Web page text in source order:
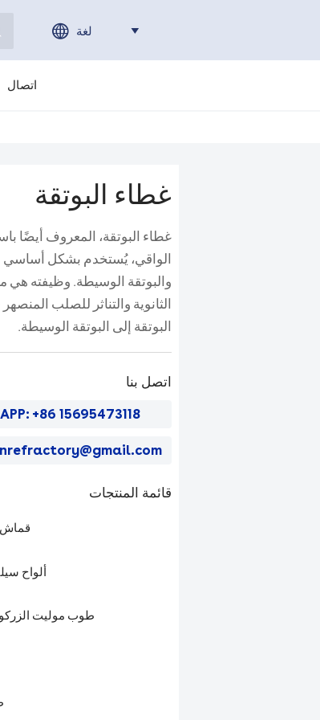
 لغة 
اتصال
غطاء البوتقة
غطاء البوتقة، المعروف أيضًا
الواقي، يُستخدم بشكل أساسي
والبوتقة الوسيطة. وظيفته هي
الثانوية والتناثر للصلب
البوتقة إلى البوتقة الوسيطة.
اتصل بنا
+86 15695473118
قائمة المنتجات
قماش
ألواح
طوب موليت